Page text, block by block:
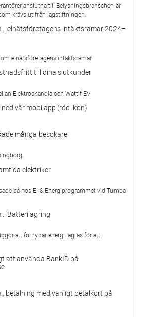
anslutna till Belysningsbranschen är
krävs utifrån lagstiftningen.
elnätsföretagens intäktsramar 2024–
elnätsföretagens intäktsramar
till dina slutkunder
Elektroskandia och Wattif EV
vår mobilapp (röd ikon)
många besökare
elektriker
på hos El & Energiprogrammet vid Tumba
Batterilagring
att förnybar energi lagras för att
att använda BankID på
med vanligt betalkort på